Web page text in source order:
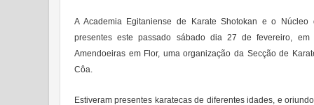
A Academia Egitaniense de Karate Shotokan e o
presentes este passado sábado dia 27 de fevereiro,
Amendoeiras em Flor, uma organização da Secção de
Côa.
Estiveram presentes karatecas de diferentes idades, e